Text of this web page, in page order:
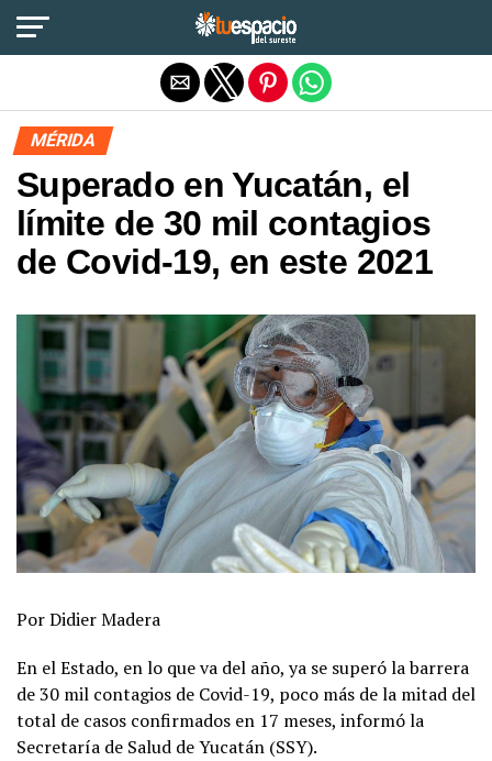
MÉRIDA
Superado en Yucatán, el
límite de 30 mil contagios
de Covid-19, en este 2021
Por Didier Madera
En el Estado, en lo que va del año, ya se superó la barrera
de 30 mil contagios de Covid-19, poco más de la mitad del
total de casos confirmados en 17 meses, informó la
Secretaría de Salud de Yucatán (SSY).
Salir de la versión móvil